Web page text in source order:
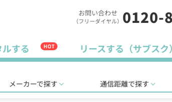
お問い合わせ
（フリーダイヤル） 0120-
ルする HOT リースする（サブスク）
メーカーで探す 通信距離で探す